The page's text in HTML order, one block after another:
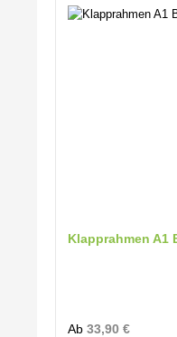
Klapprahmen A1
Regulärer Preis:
Ab 33,90 €